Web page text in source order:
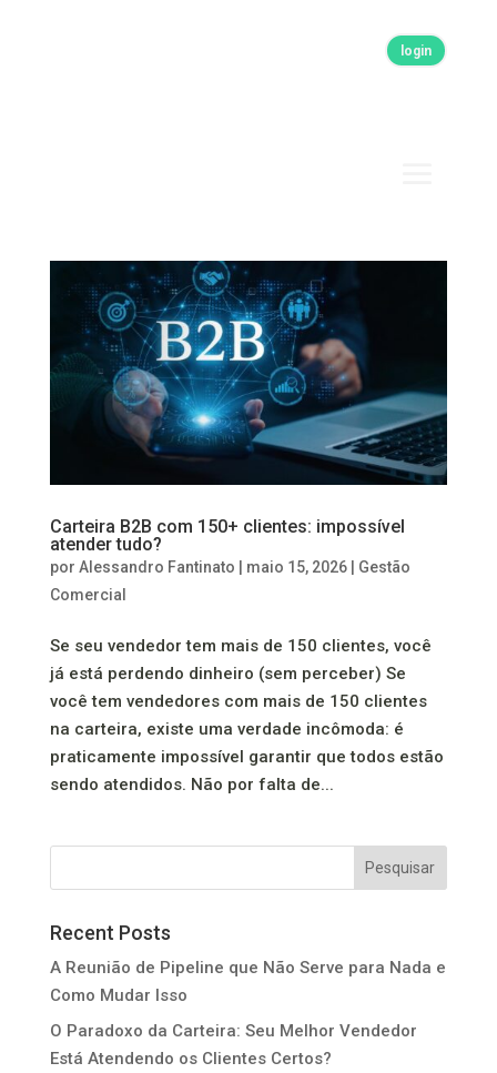
login
Carteira B2B com 150+ clientes: impossível
atender tudo?
por Alessandro Fantinato maio 15, 2026| Gestão
Comercial
Se seu vendedor tem mais de 150 clientes, você
já está perdendo dinheiro (sem perceber) Se
você tem vendedores com mais de 150 clientes
na carteira, existe uma verdade incômoda: é
praticamente impossível garantir que todos estão
sendo atendidos. Não por falta de...
Pesquisar
Recent Posts
A Reunião de Pipeline que Não Serve para Nada e
Como Mudar Isso
O Paradoxo da Carteira: Seu Melhor Vendedor
Está Atendendo os Clientes Certos?